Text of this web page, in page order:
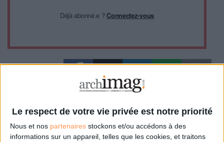
Le respect de votre vie privée est notre priorité
Nous et nos partenaires stockons et/ou accédons à des
informations sur un appareil, telles que les cookies, et traitons
Déjà abonné.e ?Connectez-vous
INPI
Open Data
Datavisualisation